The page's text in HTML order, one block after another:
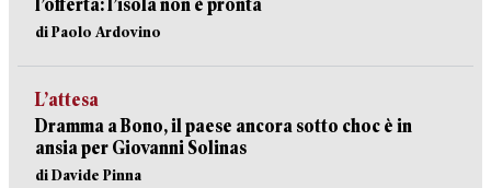
l’offerta: l’isola non è pronta
di Paolo Ardovino
L’attesa
Dramma a Bono, il paese ancora sotto choc è in
ansia per Giovanni Solinas
di Davide Pinna